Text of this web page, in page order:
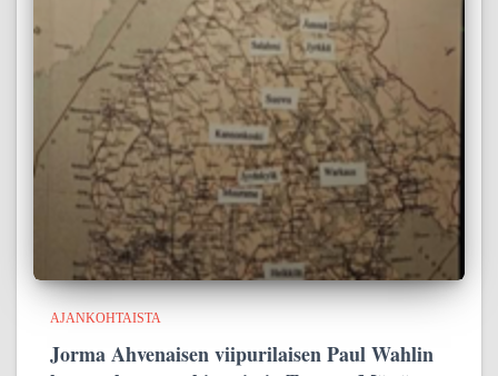
AJANKOHTAISTA
Jorma Ahvenaisen viipurilaisen Paul Wahlin